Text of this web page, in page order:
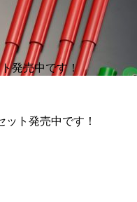
ット発売中です！